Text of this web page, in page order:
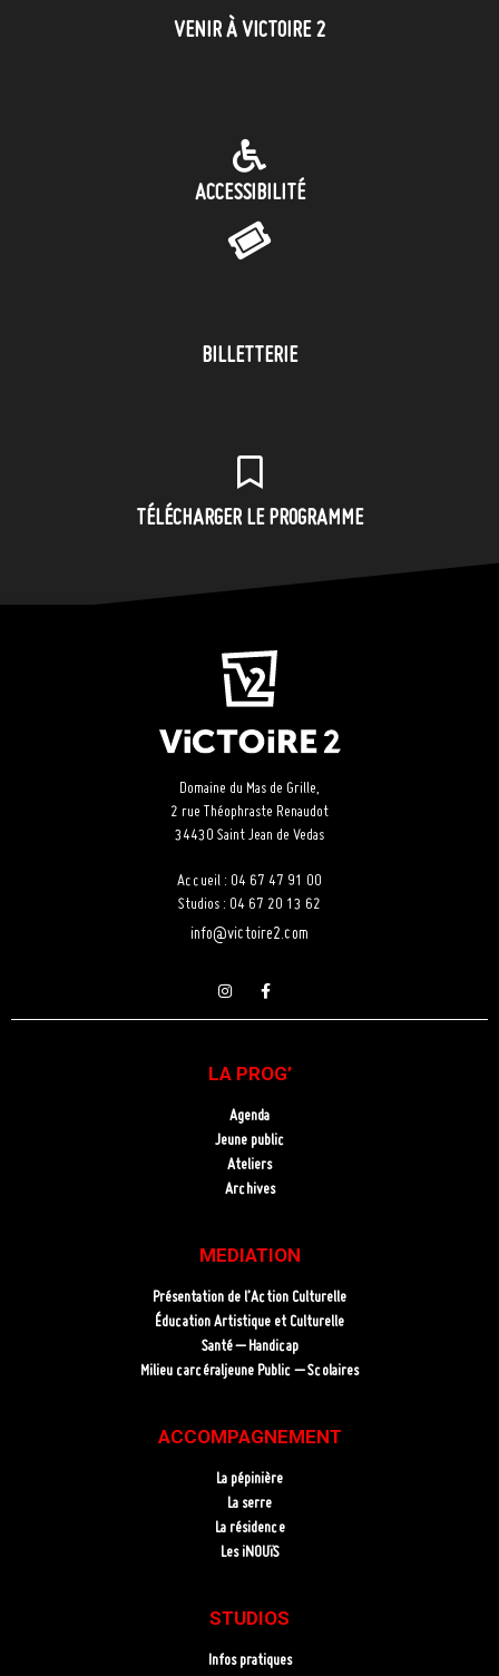
VENIR À VICTOIRE 2
ACCESSIBILITÉ
BILLETTERIE
TÉLÉCHARGER LE PROGRAMME
Domaine du Mas de Grille,
2 rue Théophraste Renaudot
34430 Saint Jean de Vedas
Accueil : 04 67 47 91 00
Studios : 04 67 20 13 62
info@victoire2.com
LA PROG’
Agenda
Jeune public
Ateliers
Archives
MEDIATION
Présentation de l’Action Culturelle
Éducation Artistique et Culturelle
Santé – Handicap
Milieu carcéraljeune Public – Scolaires
ACCOMPAGNEMENT
La pépinière
La serre
La résidence
Les iNOUïS
STUDIOS
Infos pratiques